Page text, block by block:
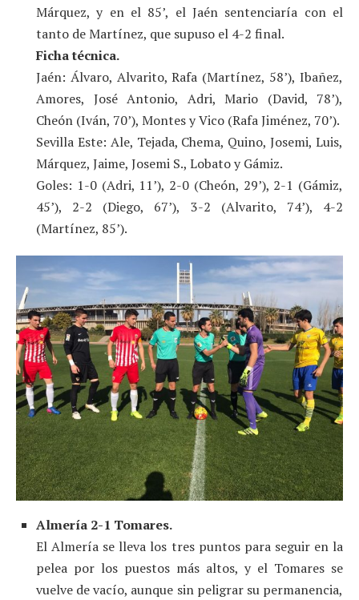
Márquez, y en el 85’, el Jaén sentenciaría con el
tanto de Martínez, que supuso el 4-2 final.
Ficha técnica.
Jaén: Álvaro, Alvarito, Rafa (Martínez, 58’), Ibañez,
Amores, José Antonio, Adri, Mario (David, 78’),
Cheón (Iván, 70’), Montes y Vico (Rafa Jiménez, 70’).
Sevilla Este: Ale, Tejada, Chema, Quino, Josemi, Luis,
Márquez, Jaime, Josemi S., Lobato y Gámiz.
Goles: 1-0 (Adri, 11’), 2-0 (Cheón, 29’), 2-1 (Gámiz,
45’), 2-2 (Diego, 67’), 3-2 (Alvarito, 74’), 4-2
(Martínez, 85’).
Almería 2-1 Tomares.
El Almería se lleva los tres puntos para seguir en la
pelea por los puestos más altos, y el Tomares se
vuelve de vacío, aunque sin peligrar su permanencia,